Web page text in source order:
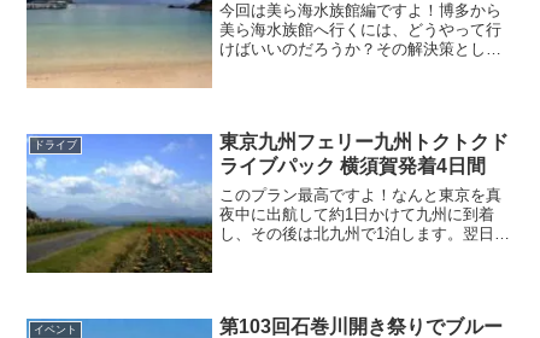
今回は美ら海水族館編ですよ！博多から
美ら海水族館へ行くには、どうやって行
けばいいのだろうか？その解決策とし
す。
ドライブ
東京九州フェリー九州トクトクド
ライブパック 横須賀発着4日間
このプラン最高ですよ！なんと東京を真
夜中に出航して約1日かけて九州に到着
し、その後は北九州で1泊します。翌日、
イベント
第103回石巻川開き祭りでブルー